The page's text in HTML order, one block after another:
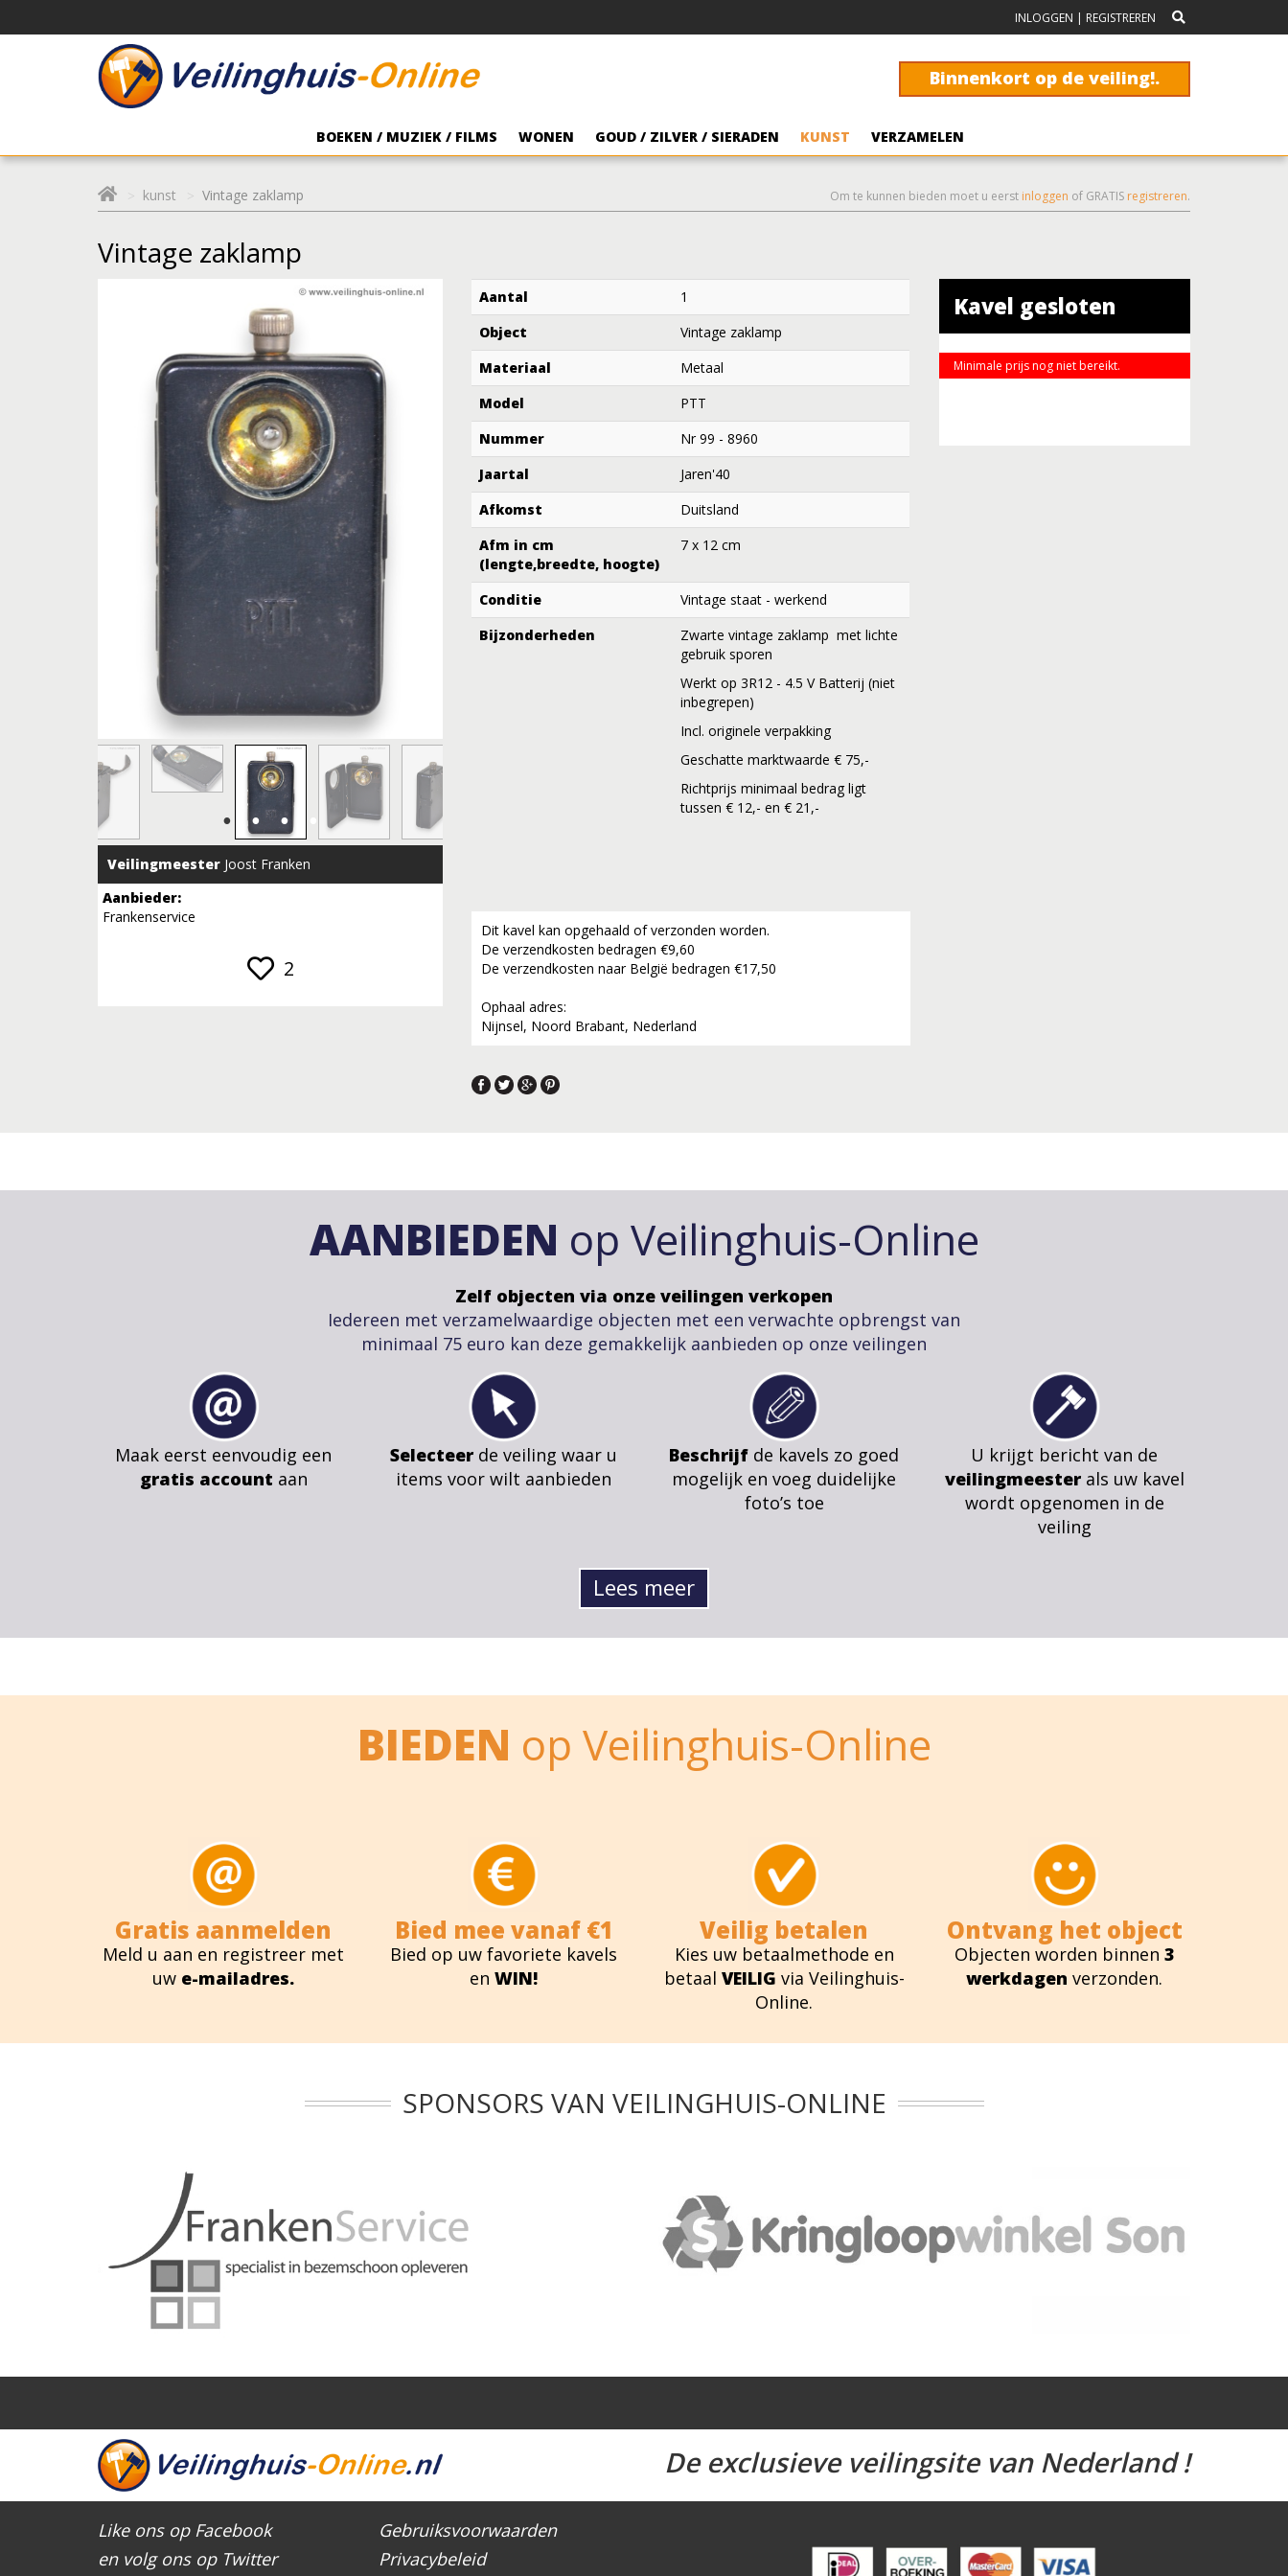
INLOGGEN | REGISTREREN
Binnenkort op de veiling!.
BOEKEN / MUZIEK / FILMS WONEN GOUD / ZILVER / SIERADEN KUNST VERZAMELEN
kunst Vintage zaklamp Om te kunnen bieden moet u eerst inloggen of GRATIS registreren.
Vintage zaklamp
Veilingmeester Joost Franken
Aanbieder:
Frankenservice
2
Aantal
1
Object
Vintage zaklamp
Materiaal
Metaal
Model
PTT
Nummer
Nr 99 - 8960
Jaartal
Jaren'40
Afkomst
Duitsland
Afm in cm
(lengte,breedte, hoogte)
7 x 12 cm
Conditie
Vintage staat - werkend
Bijzonderheden
Zwarte vintage zaklamp met lichte
gebruik sporen
Werkt op 3R12 - 4.5 V Batterij (niet
inbegrepen)
Incl. originele verpakking
Geschatte marktwaarde € 75,-
Richtprijs minimaal bedrag ligt
tussen € 12,- en € 21,-
Dit kavel kan opgehaald of verzonden worden.
De verzendkosten bedragen €9,60
De verzendkosten naar België bedragen €17,50
Ophaal adres:
Nijnsel, Noord Brabant, Nederland
Kavel gesloten
Minimale prijs nog niet bereikt.
AANBIEDEN op Veilinghuis-Online
Zelf objecten via onze veilingen verkopen
Iedereen met verzamelwaardige objecten met een verwachte opbrengst van
minimaal 75 euro kan deze gemakkelijk aanbieden op onze veilingen
Maak eerst eenvoudig een
gratis account aan
Selecteer de veiling waar u
items voor wilt aanbieden
Beschrijf de kavels zo goed
mogelijk en voeg duidelijke
foto’s toe
U krijgt bericht van de
veilingmeesterals uw kavel
wordt opgenomen in de
veiling
Lees meer
BIEDEN op Veilinghuis-Online
Gratis aanmelden
Meld u aan en registreer met
uw e-mailadres.
Bied mee vanaf €1
Bied op uw favoriete kavels
enWIN!
Veilig betalen
Kies uw betaalmethode en
betaal VEILIG via Veilinghuis-
Online.
Ontvang het object
Objecten worden binnen 3
werkdagen verzonden.
SPONSORS VAN VEILINGHUIS-ONLINE
De exclusieve veilingsite van Nederland !
Like ons op Facebook
en volg ons op Twitter
Gebruiksvoorwaarden
Privacybeleid